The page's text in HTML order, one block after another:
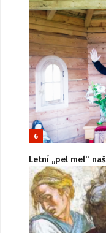
6
Letní „pel mel“